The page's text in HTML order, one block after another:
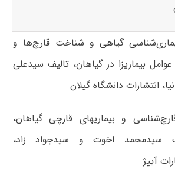
گیاهی و شناخت قارچ‌ها و
بیماریزا در گیاهان، تالیف سیدعلی
انتشارات دانشگاه گیلان
و بیماریهای قارچی گیاهان،
سیدمحمد اخوت و سیدجواد زاد،
آییژ